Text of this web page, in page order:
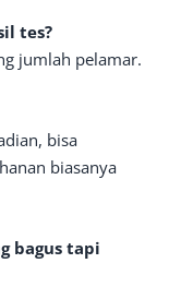
tes?
jumlah pelamar.
bisa
biasanya
bagus tapi